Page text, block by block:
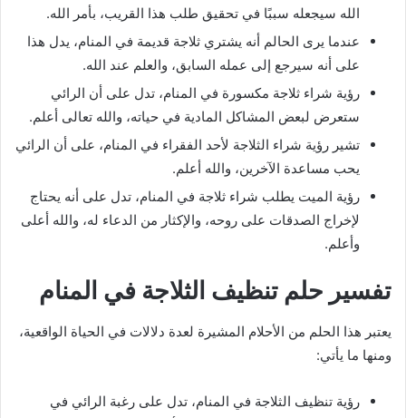
الله سيجعله سببًا في تحقيق طلب هذا القريب، بأمر الله.
عندما يرى الحالم أنه يشتري ثلاجة قديمة في المنام، يدل هذا
على أنه سيرجع إلى عمله السابق، والعلم عند الله.
رؤية شراء ثلاجة مكسورة في المنام، تدل على أن الرائي
ستعرض لبعض المشاكل المادية في حياته، والله تعالى أعلم.
تشير رؤية شراء الثلاجة لأحد الفقراء في المنام، على أن الرائي
يحب مساعدة الآخرين، والله أعلم.
رؤية الميت يطلب شراء ثلاجة في المنام، تدل على أنه يحتاج
لإخراج الصدقات على روحه، والإكثار من الدعاء له، والله أعلى
وأعلم.
تفسير حلم تنظيف الثلاجة في المنام
يعتبر هذا الحلم من الأحلام المشيرة لعدة دلالات في الحياة الواقعية،
ومنها ما يأتي:
رؤية تنظيف الثلاجة في المنام، تدل على رغبة الرائي في